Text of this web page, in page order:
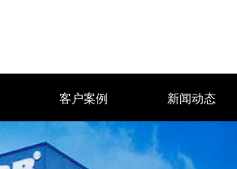
客户案例 新闻动态